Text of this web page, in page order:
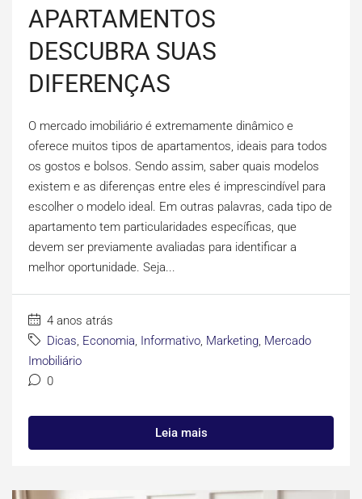
APARTAMENTOS
DESCUBRA SUAS
DIFERENÇAS
O mercado imobiliário é extremamente dinâmico e
oferece muitos tipos de apartamentos, ideais para todos
os gostos e bolsos. Sendo assim, saber quais modelos
existem e as diferenças entre eles é imprescindível para
escolher o modelo ideal. Em outras palavras, cada tipo de
apartamento tem particularidades específicas, que
devem ser previamente avaliadas para identificar a
melhor oportunidade. Seja...
4 anos atrás
Dicas, Economia, Informativo, Marketing, Mercado
Imobiliário
0
Leia mais